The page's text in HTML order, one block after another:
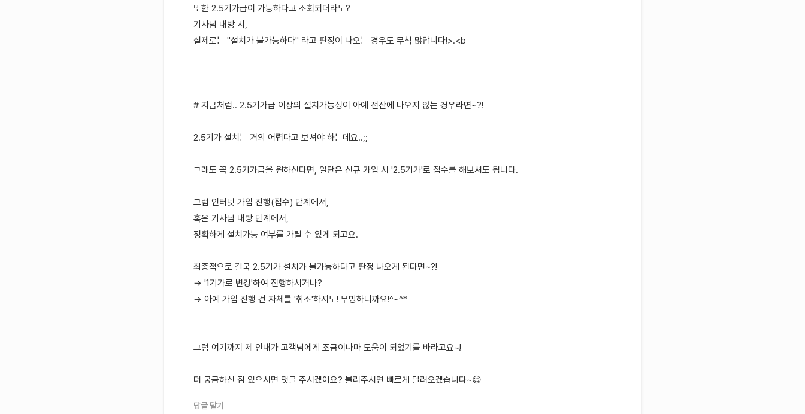
또한 2.5기가급이 가능하다고 조회되더라도?
기사님 내방 시,
실제로는 "설치가 불가능하다" 라고 판정이 나오는 경우도 무척 많답니다!>.<b
# 지금처럼.. 2.5기가급 이상의 설치가능성이 아예 전산에 나오지 않는 경우라면~?!
2.5기가 설치는 거의 어렵다고 보셔야 하는데요..;;
그래도 꼭 2.5기가급을 원하신다면, 일단은 신규 가입 시 '2.5기가'로 접수를 해보셔도 됩니다.
그럼 인터넷 가입 진행(접수) 단계에서,
혹은 기사님 내방 단계에서,
정확하게 설치가능 여부를 가릴 수 있게 되고요.
최종적으로 결국 2.5기가 설치가 불가능하다고 판정 나오게 된다면~?!
→ '1기가로 변경'하여 진행하시거나?
→ 아예 가입 진행 건 자체를 '취소'하셔도! 무방하니까요!^~^*
그럼 여기까지 제 안내가 고객님에게 조금이나마 도움이 되었기를 바라고요~!
더 궁금하신 점 있으시면 댓글 주시겠어요? 불러주시면 빠르게 달려오겠습니다~😊
답글 달기